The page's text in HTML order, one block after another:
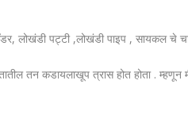
लोखंडी पट्टी ,लोखंडी पाइप , सायकल चे
तन कडायलाखूप त्रास होत होता . म्हणून